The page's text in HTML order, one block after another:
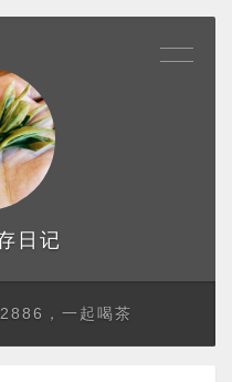
日记
，一起喝茶